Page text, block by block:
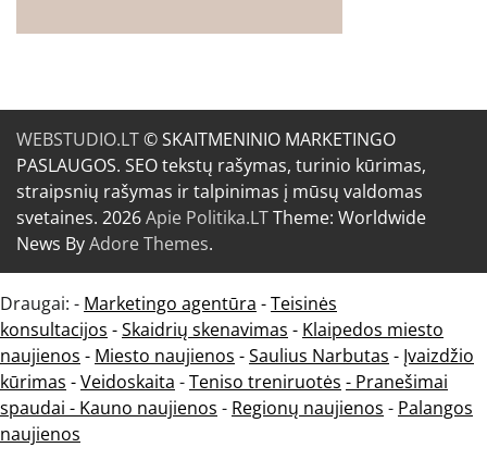
WEBSTUDIO.LT© SKAITMENINIO MARKETINGO
PASLAUGOS. SEO tekstų rašymas, turinio kūrimas,
straipsnių rašymas ir talpinimas į mūsų valdomas
svetaines. 2026Apie Politika.LTTheme: Worldwide
News ByAdore Themes.
Draugai: - Marketingo agentūra -Teisinės
konsultacijos -Skaidrių skenavimas - Klaipedos miesto
naujienos - Miesto naujienos -Saulius Narbutas - Įvaizdžio
kūrimas -Veidoskaita -Teniso treniruotės - Pranešimai
spaudai - Kauno naujienos - Regionų naujienos - Palangos
naujienos